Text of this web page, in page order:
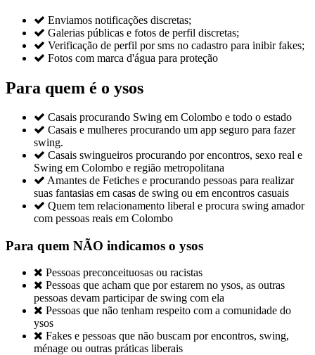
 Enviamos notificações discretas;
 Galerias públicas e fotos de perfil discretas;
 Verificação de perfil por sms no cadastro para inibir fakes;
 Fotos com marca d'água para proteção
Para quem é o ysos
 Casais procurando Swing em Colombo e todo o estado
 Casais e mulheres procurando um app seguro para fazer
swing.
 Casais swingueiros procurando por encontros, sexo real e
Swing em Colombo e região metropolitana
 Amantes de Fetiches e procurando pessoas para realizar
suas fantasias em casas de swing ou em encontros casuais
 Quem tem relacionamento liberal e procura swing amador
com pessoas reais em Colombo
Para quem NÃO indicamos o ysos
 Pessoas preconceituosas ou racistas
 Pessoas que acham que por estarem no ysos, as outras
pessoas devam participar de swing com ela
 Pessoas que não tenham respeito com a comunidade do
ysos
 Fakes e pessoas que não buscam por encontros, swing,
ménage ou outras práticas liberais